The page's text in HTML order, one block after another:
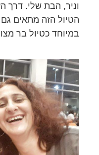
וניר, הבת שלי. דרך
הטיול הזה מתאים
במיוחד כטיול בר